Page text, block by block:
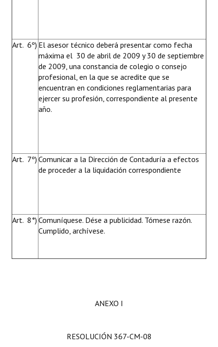
Art. 6º) El asesor técnico deberá presentar como fecha
máxima el 30 de abril de 2009 y 30 de septiembre
de 2009, una constancia de colegio o consejo
profesional, en la que se acredite que se
encuentran en condiciones reglamentarias para
ejercer su profesión, correspondiente al presente
año.
Art. 7º) Comunicar a la Dirección de Contaduría a efectos
de proceder a la liquidación correspondiente
Art. 8°) Comuníquese. Dése a publicidad. Tómese razón.
Cumplido, archívese.
ANEXO I
RESOLUCIÓN 367-CM-08